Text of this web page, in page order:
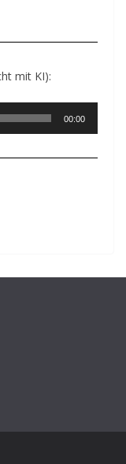
mit KI):
00:00